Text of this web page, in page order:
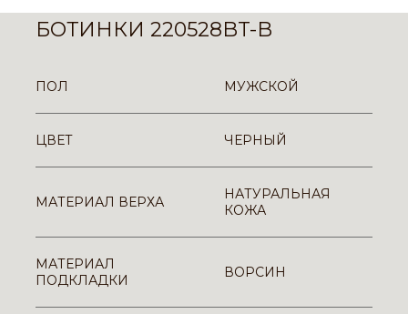
БОТИНКИ 220528BT-B
ПОЛ МУЖСКОЙ
ЦВЕТ ЧЕРНЫЙ
МАТЕРИАЛ ВЕРХА
НАТУРАЛЬНАЯ
КОЖА
МАТЕРИАЛ
ПОДКЛАДКИ
ВОРСИН